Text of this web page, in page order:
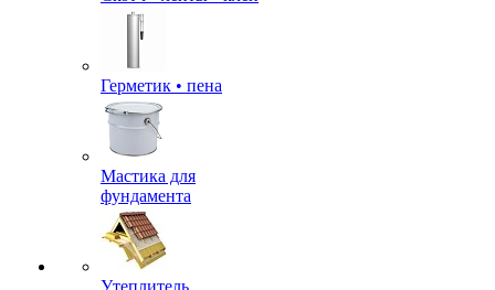
Герметик • пена
Мастика для
фундамента
Утеплитель